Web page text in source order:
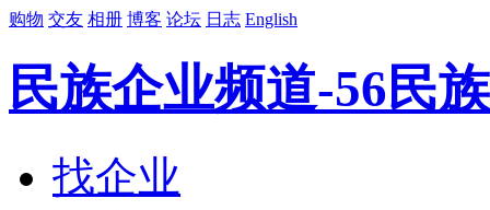
购物 交友 相册 博客 论坛 日志 English
民族企业频道-56民族
找企业